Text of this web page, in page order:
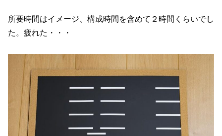
所要時間はイメージ、構成時間を含めて２時間くらいでし
た。疲れた・・・